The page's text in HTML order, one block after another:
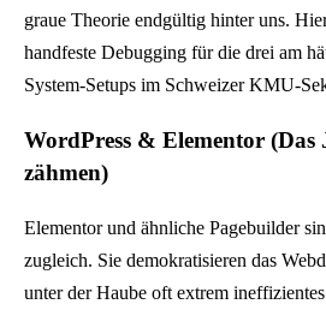
graue Theorie endgültig hinter uns.
handfeste Debugging für die drei am
System-Setups im Schweizer KMU-
WordPress & Elementor (Das
zähmen)
Elementor und ähnliche Pagebuilder
zugleich. Sie demokratisieren das
unter der Haube oft extrem